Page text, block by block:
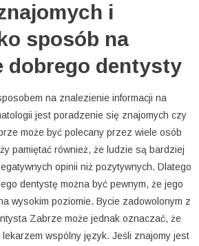
i
sposób na
dobrego dentysty
na znalezienie informacji na
jest poradzenie się znajomych czy
może być polecany przez wiele osób
pamiętać również, że ludzie są bardziej
opinii niż pozytywnych. Dlatego
dentystę można być pewnym, że jego
wysokim poziomie. Bycie zadowolonym z
Zabrze może jednak oznaczać, że
wspólny język. Jeśli znajomy jest